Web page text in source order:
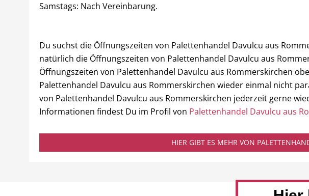
Samstags: Nach Vereinbarung.
Du suchst die Öffnungszeiten von Palettenhandel Davulcu aus
natürlich die Öffnungszeiten von Palettenhandel Davulcu aus
Öffnungszeiten von Palettenhandel Davulcu aus Rommerskirchen
Palettenhandel Davulcu aus Rommerskirchen wieder einmal nicht
von Palettenhandel Davulcu aus Rommerskirchen jederzeit gerne
Informationen findest Du im Profil von Palettenhandel Davulcu aus
HIER GIBT ES MEHR VON